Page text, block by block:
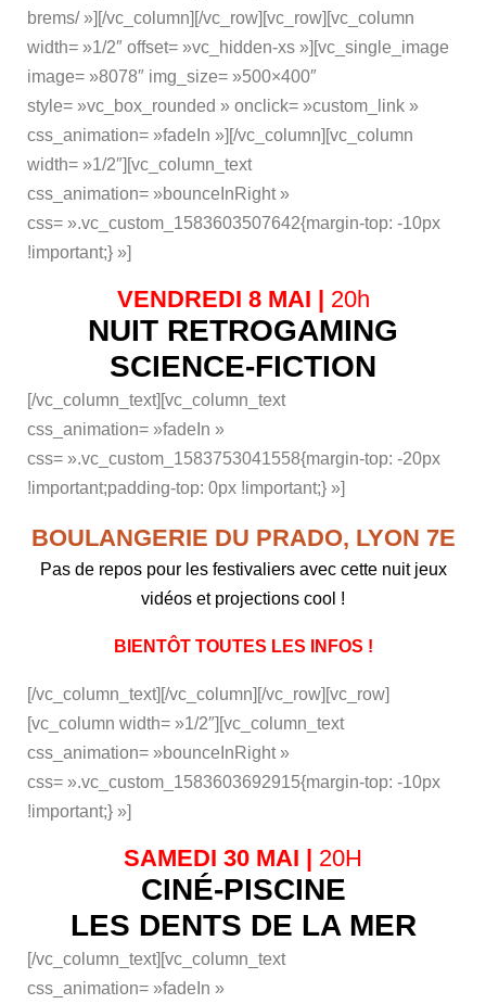
brems/ »][/vc_column][/vc_row][vc_row][vc_column
width= »1/2″ offset= »vc_hidden-xs »][vc_single_image
image= »8078″ img_size= »500×400″
style= »vc_box_rounded » onclick= »custom_link »
css_animation= »fadeIn »][/vc_column][vc_column
width= »1/2″][vc_column_text
css_animation= »bounceInRight »
css= ».vc_custom_1583603507642{margin-top: -10px
!important;} »]
VENDREDI 8 MAI | 20h
NUIT RETROGAMING
SCIENCE-FICTION
[/vc_column_text][vc_column_text
css_animation= »fadeIn »
css= ».vc_custom_1583753041558{margin-top: -20px
!important;padding-top: 0px !important;} »]
BOULANGERIE DU PRADO, LYON 7E
Pas de repos pour les festivaliers avec cette nuit jeux
vidéos et projections cool !
BIENTÔT TOUTES LES INFOS !
[/vc_column_text][/vc_column][/vc_row][vc_row]
[vc_column width= »1/2″][vc_column_text
css_animation= »bounceInRight »
css= ».vc_custom_1583603692915{margin-top: -10px
!important;} »]
SAMEDI 30 MAI | 20H
CINÉ-PISCINE
LES DENTS DE LA MER
[/vc_column_text][vc_column_text
css_animation= »fadeIn »